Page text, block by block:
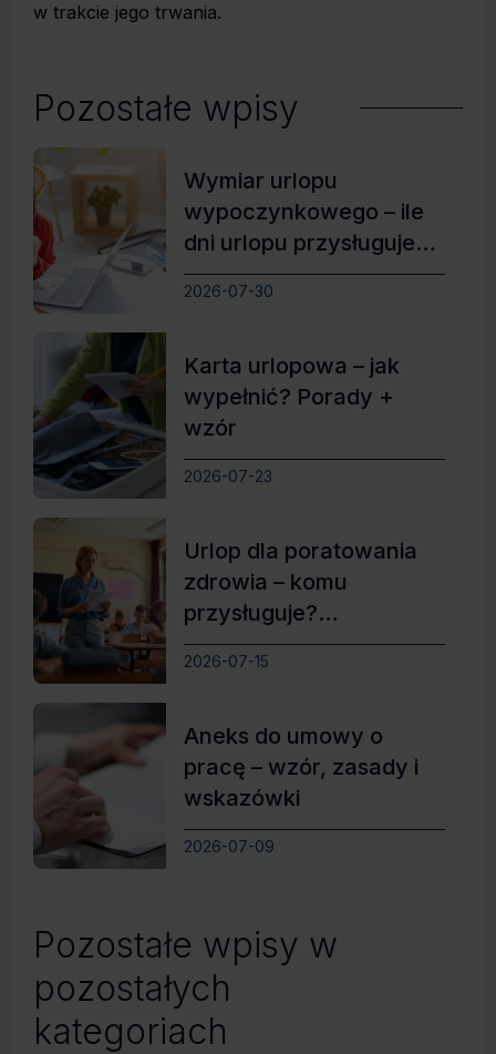
w trakcie jego trwania.
Pozostałe wpisy
Wymiar urlopu
wypoczynkowego – ile
dni urlopu przysługuje
pracownikowi?
2026-07-30
Karta urlopowa – jak
wypełnić? Porady +
wzór
2026-07-23
Urlop dla poratowania
zdrowia – komu
przysługuje?
Najważniejsze zasady
2026-07-15
Aneks do umowy o
pracę – wzór, zasady i
wskazówki
2026-07-09
Pozostałe wpisy w
pozostałych
kategoriach